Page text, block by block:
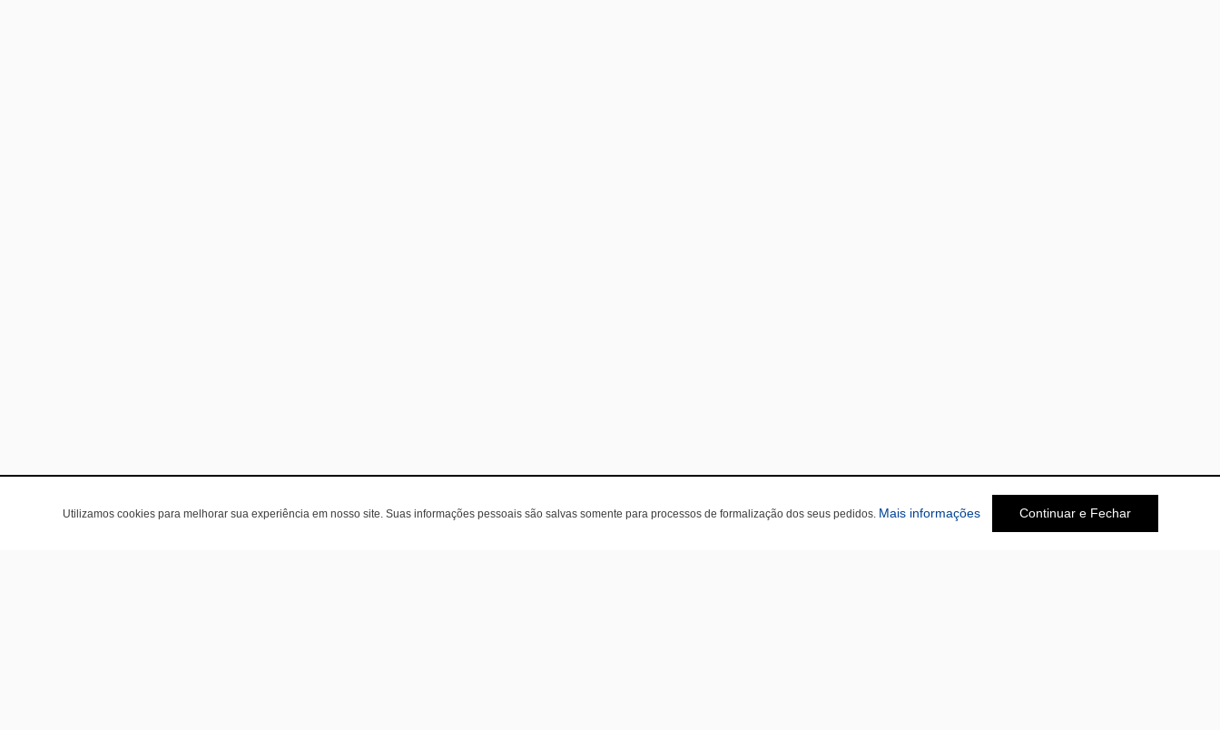
Utilizamos cookies para melhorar sua experiência em nosso site. Suas informações pessoais são salvas somente para processos de formalização dos seus pedidos. Mais informações Continuar e Fechar